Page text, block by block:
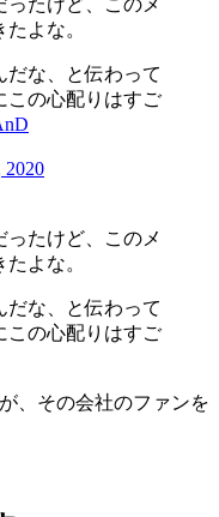
よな。
だな、と伝わって
この心配りはすご
2020
たけど、このメ
よな。
だな、と伝わって
この心配りはすご
、その会社のファンを